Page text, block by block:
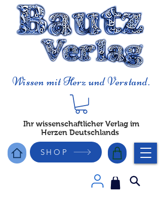
Wissen mit Herz und Verstand.
Ihr wissenschaftlicher Verlag im
Herzen Deutschlands
SHOP